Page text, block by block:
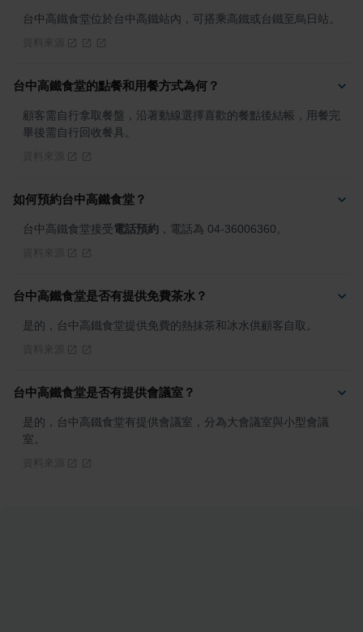
台中高鐵食堂位於台中高鐵站內，可搭乘高鐵或台鐵至烏日站。
台中高鐵食堂的點餐和用餐方式為何？
顧客需自行拿取餐盤，沿著動線選擇喜歡的餐點後結帳，用餐完
畢後需自行回收餐具。
如何預約台中高鐵食堂？
台中高鐵食堂接受電話預約 ，電話為 04-36006360。
台中高鐵食堂是否有提供免費茶水？
是的，台中高鐵食堂提供免費的熱抹茶和冰水供顧客自取。
台中高鐵食堂是否有提供會議室？
是的，台中高鐵食堂有提供會議室，分為大會議室與小型會議
室。